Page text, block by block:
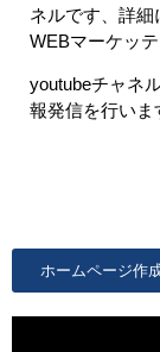
ネルです、詳細
WEBマーケッ
youtubeチャネ
報発信を行いま
ホームページ作